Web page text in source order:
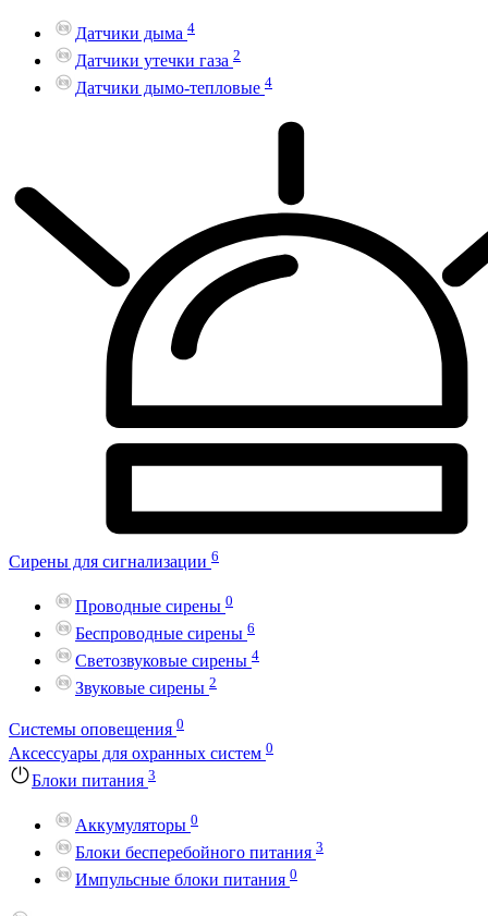
Датчики дыма 4
Датчики утечки газа 2
Датчики дымо-тепловые 4
Сирены для сигнализации 6
Проводные сирены 0
Беспроводные сирены 6
Светозвуковые сирены 4
Звуковые сирены 2
Системы оповещения 0
Аксессуары для охранных систем 0
Блоки питания 3
Аккумуляторы 0
Блоки бесперебойного питания 3
Импульсные блоки питания 0